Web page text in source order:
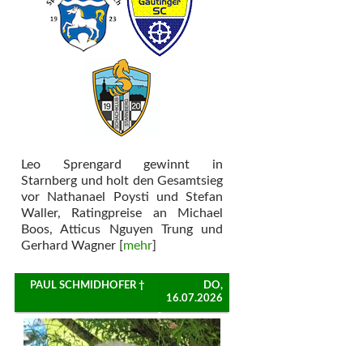
Leo Sprengard gewinnt in
Starnberg und holt den Gesamtsieg
vor Nathanael Poysti und Stefan
Waller, Ratingpreise an Michael
Boos, Atticus Nguyen Trung und
Gerhard Wagner [mehr]
PAUL SCHMIDHOFER †
DO,
16.07.2026